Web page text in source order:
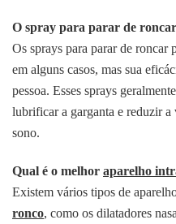
O spray para parar de
Os sprays para parar de
em alguns casos, mas sua
pessoa. Esses sprays
lubrificar a garganta e reduzir
sono.
Qual é o melhor aparelho
Existem vários tipos de
ronco, como os dilatadores